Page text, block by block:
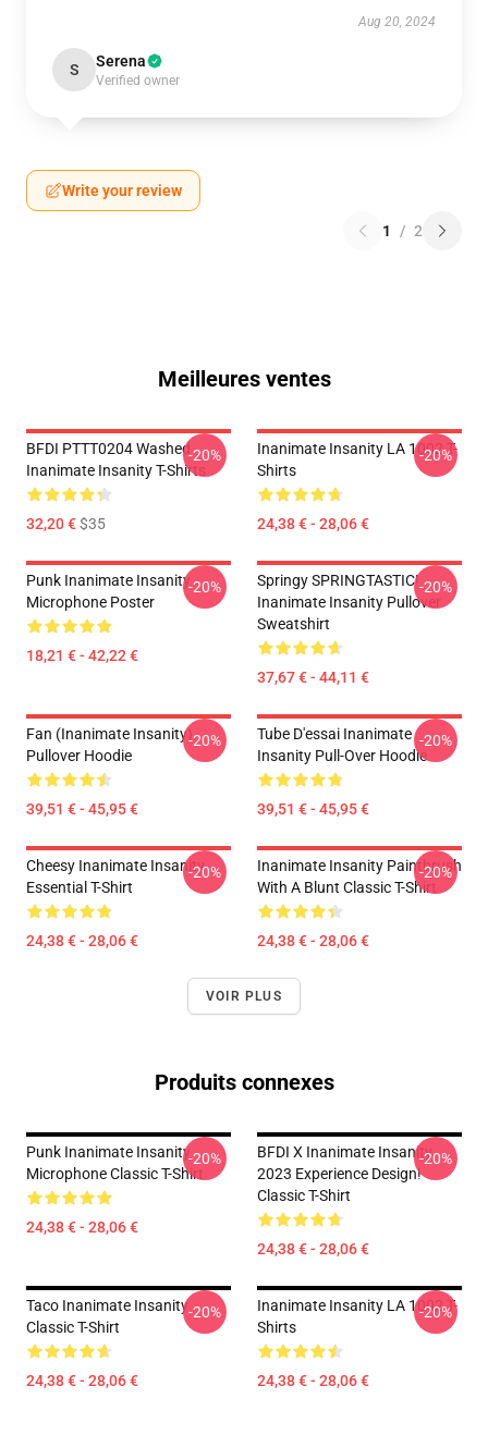
Aug 20, 2024
S Serena
Verified owner
Write your review
1 / 2
Meilleures ventes
BFDI PTTT0204 Washed
Inanimate Insanity T-Shirts
32,20 €$35
-20%
Inanimate Insanity LA 1002 T-
Shirts
24,38 € - 28,06 €
-20%
Punk Inanimate Insanity
Microphone Poster
18,21 € - 42,22 €
-20%
Springy SPRINGTASTIC!
Inanimate Insanity Pullover
Sweatshirt
37,67 € - 44,11 €
-20%
Fan (Inanimate Insanity)
Pullover Hoodie
39,51 € - 45,95 €
-20%
Tube D'essai Inanimate
Insanity Pull-Over Hoodie
39,51 € - 45,95 €
-20%
Cheesy Inanimate Insanity
Essential T-Shirt
24,38 € - 28,06 €
-20%
Inanimate Insanity Paintbrush
With A Blunt Classic T-Shirt
24,38 € - 28,06 €
-20%
VOIR PLUS
Produits connexes
Punk Inanimate Insanity
Microphone Classic T-Shirt
24,38 € - 28,06 €
-20%
BFDI X Inanimate Insanity
2023 Experience Design!
Classic T-Shirt
24,38 € - 28,06 €
-20%
Taco Inanimate Insanity
Classic T-Shirt
24,38 € - 28,06 €
-20%
Inanimate Insanity LA 1002 T-
Shirts
24,38 € - 28,06 €
-20%